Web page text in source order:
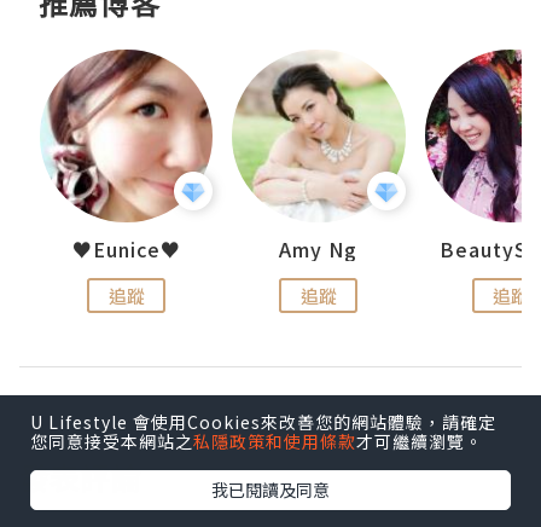
♥Eunice♥
追蹤
Amy Ng
追蹤 追蹤
發表評論
U Lifestyle 會使用Cookies來改善您的網站體驗，請確定
您同意接受本網站之私隱政策和使用條款才可繼續瀏覽。
我已閱讀及同意